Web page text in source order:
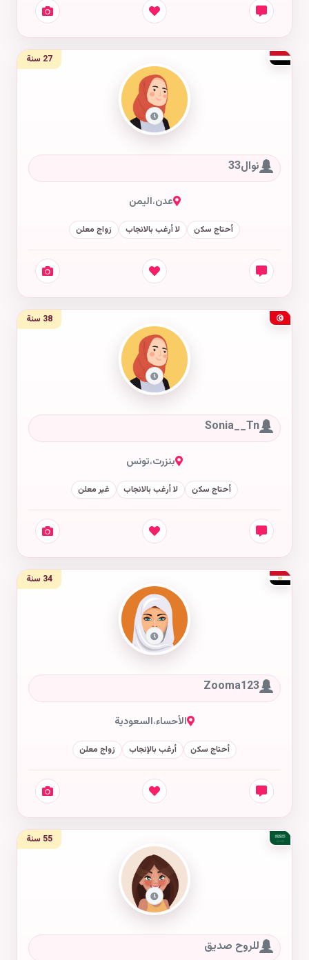
27 سنة
نوال33
عدن،اليمن
أحتاج سكن لا أرغب بالانجاب زواج معلن
38 سنة
Sonia__Tn
بنزرت،تونس
أحتاج سكن لا أرغب بالانجاب غير معلن
34 سنة
Zooma123
الأحساء،السعودية
أحتاج سكن أرغب بالإنجاب زواج معلن
55 سنة
للروح صديق